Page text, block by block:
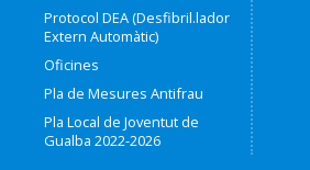
Protocol DEA (Desfibril.lador
Extern Automàtic)
Oficines
Pla de Mesures Antifrau
Pla Local de Joventut de
Gualba 2022-2026